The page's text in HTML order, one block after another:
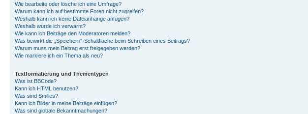
Wie bearbeite oder lösche ich eine Umfrage?
Warum kann ich auf bestimmte Foren nicht zugreifen?
Weshalb kann ich keine Dateianhänge anfügen?
Weshalb wurde ich verwarnt?
Wie kann ich Beiträge den Moderatoren melden?
Was bewirkt die „Speichern“-Schaltfläche beim Schreiben eines Beitrags?
Warum muss mein Beitrag erst freigegeben werden?
Wie markiere ich ein Thema als neu?
Textformatierung und Thementypen
Was ist BBCode?
Kann ich HTML benutzen?
Was sind Smilies?
Kann ich Bilder in meine Beiträge einfügen?
Was sind globale Bekanntmachungen?